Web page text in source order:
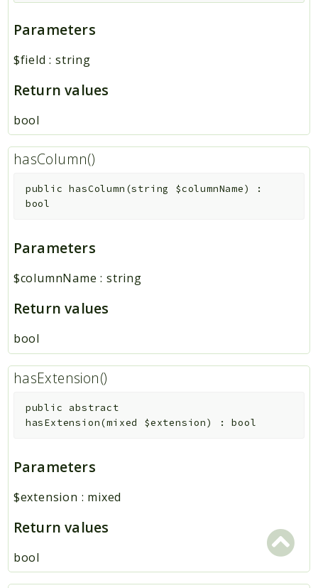
Parameters
$field : string
Return values
bool
hasColumn()
public hasColumn (string $columnName)
:
bool
Parameters
$columnName : string
Return values
bool
hasExtension()
public
abstract
hasExtension(mixed $extension) :bool
Parameters
$extension : mixed
Return values
bool